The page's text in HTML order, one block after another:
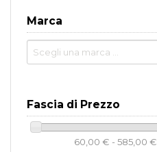
Marca
Fascia di Prezzo
60,00 € - 585,00 €